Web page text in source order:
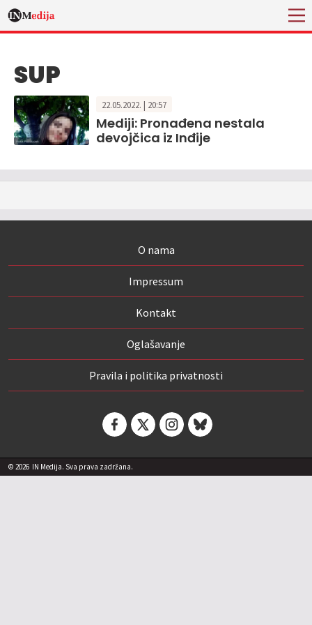
SUP
22.05.2022. | 20:57
Mediji: Pronađena nestala
devojčica iz Inđije
O nama
Impressum
Kontakt
Oglašavanje
Pravila i politika privatnosti
© 2026 IN Medija. Sva prava zadržana.